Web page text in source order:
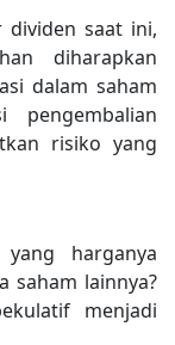
dividen saat ini,
diharapkan
dalam saham
pengembalian
risiko yang
harganya
saham lainnya?
menjadi